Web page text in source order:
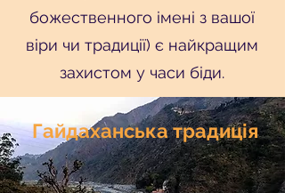
божественного імені з вашої
віри чи традиції) є найкращим
захистом у часи біди.
Гайдаханська традиція